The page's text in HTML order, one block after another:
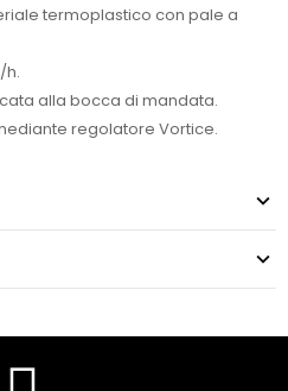
termoplastico con pale a
h.
alla bocca di mandata.
regolatore Vortice.